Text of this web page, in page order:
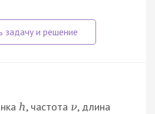
h, частота ν, длина